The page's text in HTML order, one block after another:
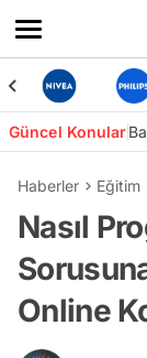
Güncel Konular
Haberler Eğitim
Nasıl
Online